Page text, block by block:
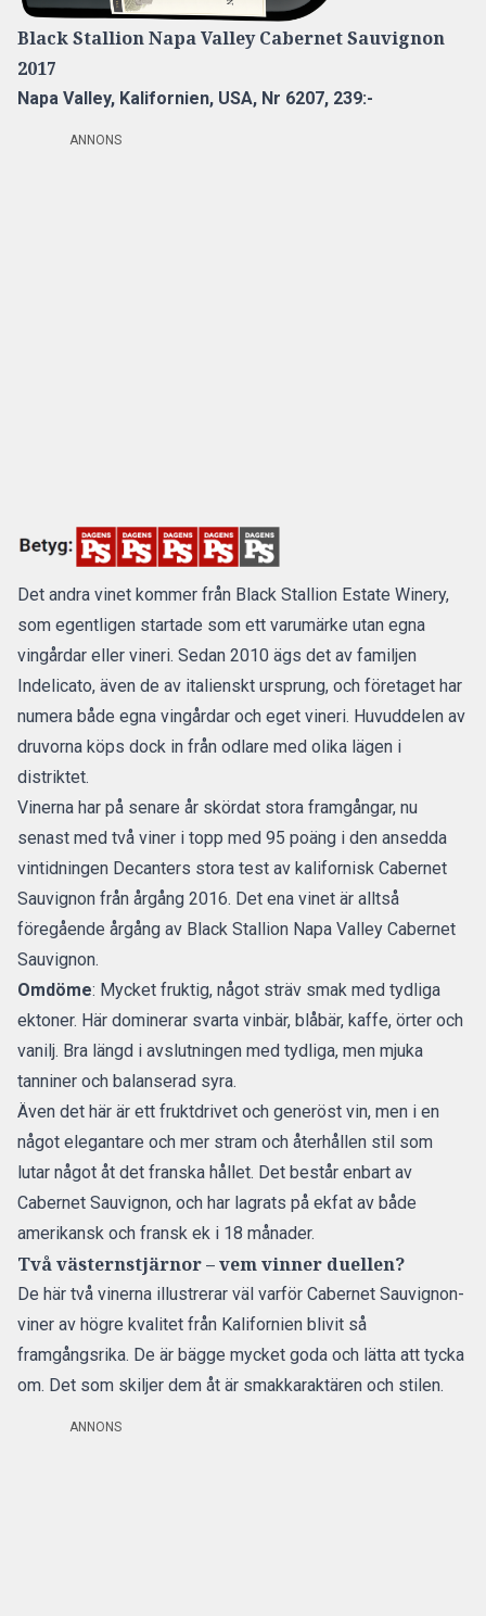
Black Stallion Napa Valley Cabernet Sauvignon
2017
Napa Valley, Kalifornien, USA, Nr 6207, 239:-
ANNONS
Det andra vinet kommer från Black Stallion Estate Winery,
som egentligen startade som ett varumärke utan egna
vingårdar eller vineri. Sedan 2010 ägs det av familjen
Indelicato, även de av italienskt ursprung, och företaget har
numera både egna vingårdar och eget vineri. Huvuddelen av
druvorna köps dock in från odlare med olika lägen i
distriktet.
Vinerna har på senare år skördat stora framgångar, nu
senast med två viner i topp med 95 poäng i den ansedda
vintidningen Decanters stora test av kalifornisk Cabernet
Sauvignon från årgång 2016. Det ena vinet är alltså
föregående årgång av Black Stallion Napa Valley Cabernet
Sauvignon.
Omdöme: Mycket fruktig, något sträv smak med tydliga
ektoner. Här dominerar svarta vinbär, blåbär, kaffe, örter och
vanilj. Bra längd i avslutningen med tydliga, men mjuka
tanniner och balanserad syra.
Även det här är ett fruktdrivet och generöst vin, men i en
något elegantare och mer stram och återhållen stil som
lutar något åt det franska hållet. Det består enbart av
Cabernet Sauvignon, och har lagrats på ekfat av både
amerikansk och fransk ek i 18 månader.
Två västernstjärnor – vem vinner duellen?
De här två vinerna illustrerar väl varför Cabernet Sauvignon-
viner av högre kvalitet från Kalifornien blivit så
framgångsrika. De är bägge mycket goda och lätta att tycka
om. Det som skiljer dem åt är smakkaraktären och stilen.
ANNONS